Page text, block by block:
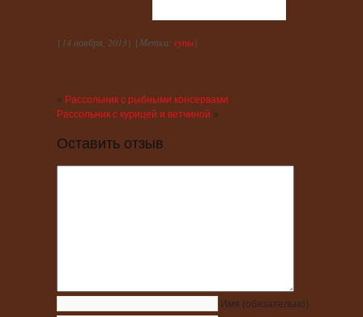
{ 14 ноября, 2013} {Метки: супы}
« Рассольник с рыбными консервами
Рассольник с курицей и ветчиной »
Оставить отзыв
Имя (обязательно)